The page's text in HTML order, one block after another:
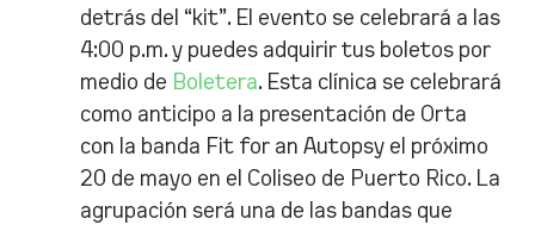
detrás del “kit”. El evento se celebrará a las
4:00 p.m. y puedes adquirir tus boletos por
medio de Boletera. Esta clínica se celebrará
como anticipo a la presentación de Orta
con la banda Fit for an Autopsy el próximo
20 de mayo en el Coliseo de Puerto Rico. La
agrupación será una de las bandas que